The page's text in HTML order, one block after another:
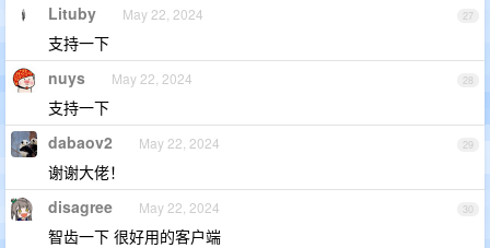
27
Lituby May 22, 2024
支持一下
28
nuys May 22, 2024
支持一下
29
dabaov2 May 22, 2024
谢谢大佬！
30
disagree May 22, 2024
智齿一下 很好用的客户端